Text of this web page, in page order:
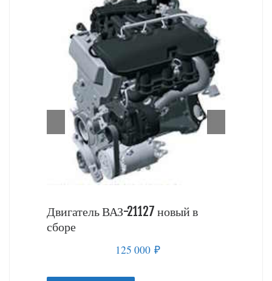
Двигатель ВАЗ-21127 новый в
сборе
125 000 ₽